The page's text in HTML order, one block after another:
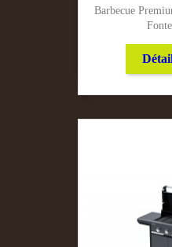
Barbecue